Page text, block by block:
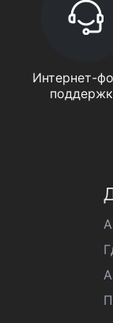
Интернет-